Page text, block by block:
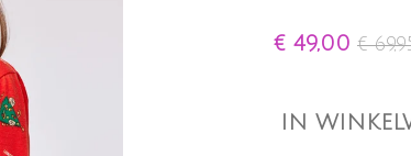
€ 49,00 €
IN